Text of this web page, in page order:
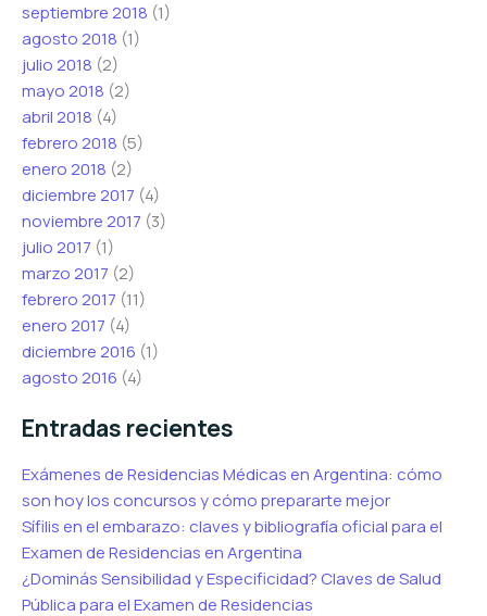
septiembre 2018 (1)
agosto 2018 (1)
julio 2018 (2)
mayo 2018 (2)
abril 2018 (4)
febrero 2018 (5)
enero 2018 (2)
diciembre 2017 (4)
noviembre 2017 (3)
julio 2017 (1)
marzo 2017 (2)
febrero 2017 (11)
enero 2017 (4)
diciembre 2016 (1)
agosto 2016 (4)
Entradas recientes
Exámenes de Residencias Médicas en Argentina: cómo
son hoy los concursos y cómo prepararte mejor
Sífilis en el embarazo: claves y bibliografía oficial para el
Examen de Residencias en Argentina
¿Dominás Sensibilidad y Especificidad? Claves de Salud
Pública para el Examen de Residencias